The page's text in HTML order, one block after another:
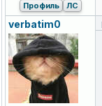
Профиль ЛС
verbatim0